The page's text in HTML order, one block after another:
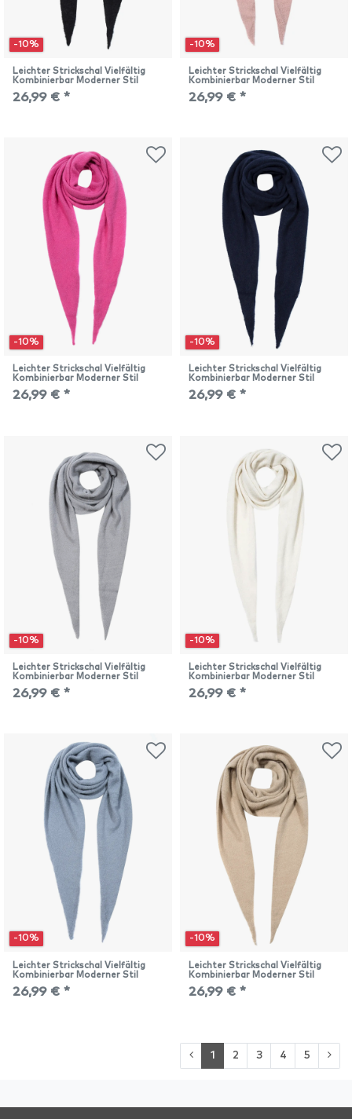
-10%
Leichter Strickschal Vielfältig
Kombinierbar Moderner Stil
26,99 € *
-10%
Leichter Strickschal Vielfältig
Kombinierbar Moderner Stil
26,99 € *
-10%
Leichter Strickschal Vielfältig
Kombinierbar Moderner Stil
26,99 € *
-10%
Leichter Strickschal Vielfältig
Kombinierbar Moderner Stil
26,99 € *
-10%
Leichter Strickschal Vielfältig
Kombinierbar Moderner Stil
26,99 € *
-10%
Leichter Strickschal Vielfältig
Kombinierbar Moderner Stil
26,99 € *
-10%
Leichter Strickschal Vielfältig
Kombinierbar Moderner Stil
26,99 € *
-10%
Leichter Strickschal Vielfältig
Kombinierbar Moderner Stil
26,99 € *
1 2 3 4 5